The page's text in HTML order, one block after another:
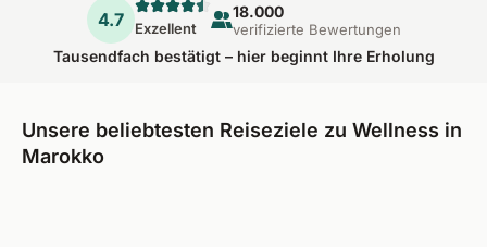
4.7 Exzellent
18.000
verifizierte Bewertungen
Tausendfach bestätigt – hier beginnt Ihre Erholung
Unsere beliebtesten Reiseziele zu Wellness in
Marokko